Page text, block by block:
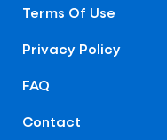
Terms Of Use
Privacy Policy
FAQ
Contact